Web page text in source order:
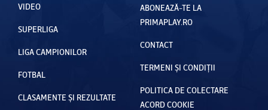
VIDEO
SUPERLIGA
LIGA CAMPIONILOR
FOTBAL
CLASAMENTE ȘI REZULTATE
ABONEAZĂ-TE LA
PRIMAPLAY.RO
CONTACT
TERMENI ȘI CONDIȚII
POLITICA DE COLECTARE
ACORD COOKIE